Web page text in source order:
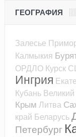
ГЕОГРАФИЯ
Залесье
Калмыкия
ОРДЛО Курск
Ингрия
Кубань
Крым Литва
край Беларусь
Петербург